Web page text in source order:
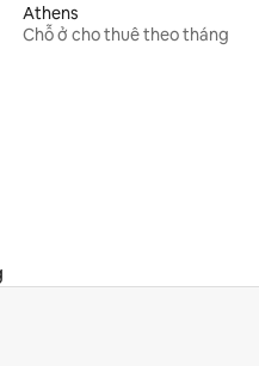
Athens
Chỗ ở cho thuê theo tháng